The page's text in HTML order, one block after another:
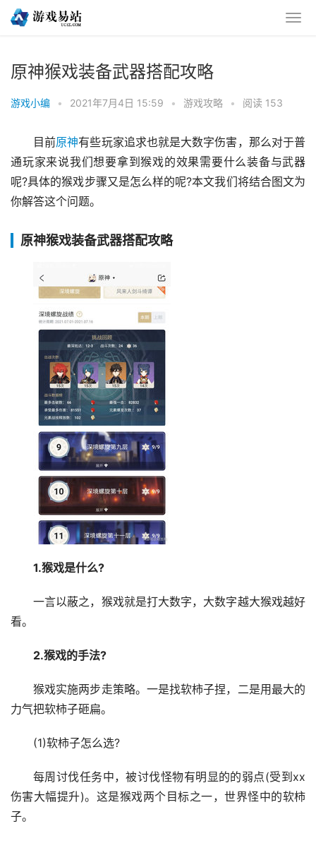
原神猴戏装备武器搭配攻略
游戏小编 • 2021年7月4日 15:59 • 游戏攻略 • 阅读 153
目前原神有些玩家追求也就是大数字伤害，那么对于普
通玩家来说我们想要拿到猴戏的效果需要什么装备与武器
呢?具体的猴戏步骤又是怎么样的呢?本文我们将结合图文为
你解答这个问题。
原神猴戏装备武器搭配攻略
1.猴戏是什么?
一言以蔽之，猴戏就是打大数字，大数字越大猴戏越好
看。
2.猴戏的手法?
猴戏实施两步走策略。一是找软柿子捏，二是用最大的
力气把软柿子砸扁。
(1)软柿子怎么选?
每周讨伐任务中，被讨伐怪物有明显的的弱点(受到xx
伤害大幅提升)。这是猴戏两个目标之一，世界怪中的软柿
子。